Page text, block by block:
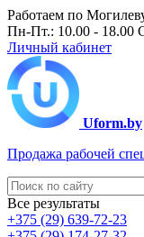
Работаем по
Пн-Пт.: 10.00 - 18.00
Личный кабинет
Uform.by
Продажа рабочей
Все результаты
+375 (29) 639-72-23